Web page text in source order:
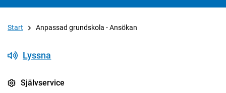
Start Anpassad grundskola - Ansökan
Lyssna
Självservice